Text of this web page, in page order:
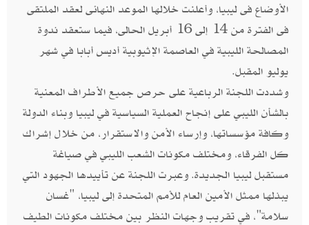
الأوضاع فى ليبيا، وأعلنت خلالها الموعد النهائى لعقد الملتقى
فى الفترة من 14 إلى 16 أبريل الحالى، فيما ستعقد ندوة
المصالحة الليبية في العاصمة الإثيوبية أديس أبابا في شهر
يوليو المقبل.
وشددت اللجنة الرباعية على حرص جميع الأطراف المعنية
بالشأن الليبي على إنجاح العملية السياسية في ليبيا وبناء الدولة
وكافة مؤسساتها، وإرساء الأمن والاستقرار، من خلال إشراك
كل الفرقاء، ومختلف مكونات الشعب الليبي في صياغة
مستقبل ليبيا الجديدة. وعبرت اللجنة عن تأييدها الجهود التي
يبذلها ممثل الأمين العام للأمم المتحدة إلى ليبيا، "غسان
سلامة"، في تقريب وجهات النظر بين مختلف مكونات الطيف